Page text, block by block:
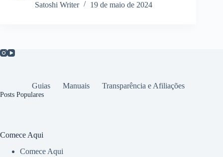
Satoshi Writer
19 de maio de 2024
Guias Manuais Transparência e Afiliações
Posts Populares
Comece Aqui
Comece Aqui